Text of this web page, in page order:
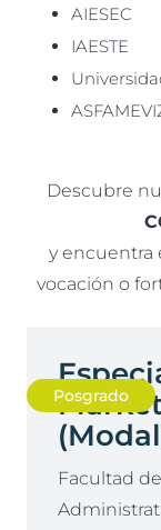
AIESEC
IAESTE
Descubre
y encuentra
vocación o
Facultad
Posgrado